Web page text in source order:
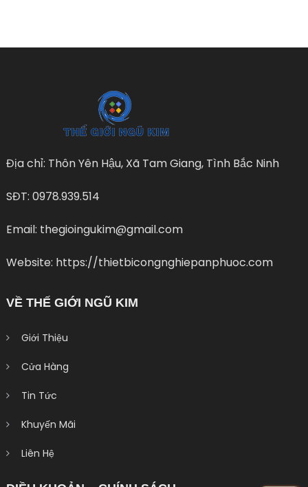
Địa chỉ: Thôn Yên Hậu, Xã Tam Giang, Tình Bắc Ninh
SĐT: 0978.939.514
Email: thegioingukim@gmail.com
Website: https://thietbicongnghiepanphuoc.com
VỀ THẾ GIỚI NGŨ KIM
Giới Thiệu
Cửa Hàng
Tin Tức
Khuyến Mãi
Liên Hệ